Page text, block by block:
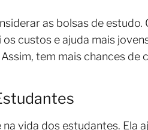
as bolsas de estudo.
custos e ajuda mais
tem mais chances de
vida dos estudantes. Ela